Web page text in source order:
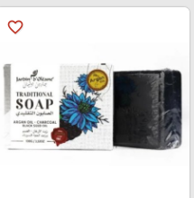
favorite_border